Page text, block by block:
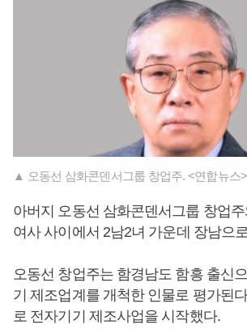
▲ 오동선 삼화콘덴서그룹 창업주. <연합뉴스>
아버지 오동선 삼화콘덴서그룹 창업
여사 사이에서 2남2녀 가운데 장남으
오동선 창업주는 함경남도 함흥 출신
기 제조업계를 개척한 인물로 평가된
로 전자기기 제조사업을 시작했다.